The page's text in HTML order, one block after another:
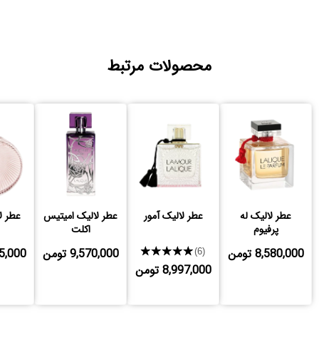
محصولات مرتبط
عطر لالیک له
پرفیوم
8,580,000 تومن
عطر لالیک آمور
★★★★★(6)
8,997,000 تومن
عطر لالیک امیتیس
اکلت
9,570,000 تومن
عطر